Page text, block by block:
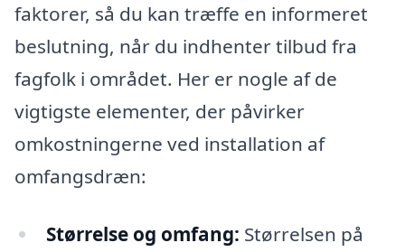
faktorer, så du kan træffe en informeret
beslutning, når du indhenter tilbud fra
fagfolk i området. Her er nogle af de
vigtigste elementer, der påvirker
omkostningerne ved installation af
omfangsdræn:
Størrelse og omfang: Størrelsen på